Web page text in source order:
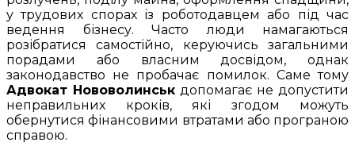
у трудових спорах із роботодавцем або під час
ведення бізнесу. Часто люди намагаються
розібратися самостійно, керуючись загальними
порадами або власним досвідом, однак
законодавство не пробачає помилок. Саме тому
Адвокат Нововолинськ допомагає не допустити
неправильних кроків, які згодом можуть
обернутися фінансовими втратами або програною
справою.